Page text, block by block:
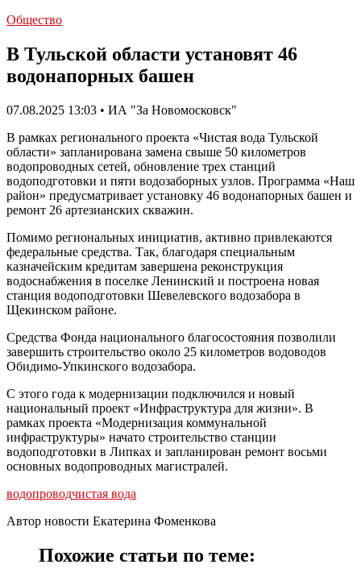
Общество
В Тульской области установят 46
водонапорных башен
07.08.2025 13:03 • ИА "За Новомосковск"
В рамках регионального проекта «Чистая вода Тульской
области» запланирована замена свыше 50 километров
водопроводных сетей, обновление трех станций
водоподготовки и пяти водозаборных узлов. Программа «Наш
район» предусматривает установку 46 водонапорных башен и
ремонт 26 артезианских скважин.
Помимо региональных инициатив, активно привлекаются
федеральные средства. Так, благодаря специальным
казначейским кредитам завершена реконструкция
водоснабжения в поселке Ленинский и построена новая
станция водоподготовки Шевелевского водозабора в
Щекинском районе.
Средства Фонда национального благосостояния позволили
завершить строительство около 25 километров водоводов
Обидимо-Упкинского водозабора.
С этого года к модернизации подключился и новый
национальный проект «Инфраструктура для жизни». В
рамках проекта «Модернизация коммунальной
инфраструктуры» начато строительство станции
водоподготовки в Липках и запланирован ремонт восьми
основных водопроводных магистралей.
водопроводчистая вода
Автор новости Екатерина Фоменкова
Похожие статьи по теме: